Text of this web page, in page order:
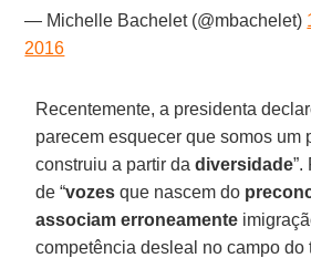
— Michelle Bachelet (@mbachelet)
2016
Recentemente, a presidenta
parecem esquecer que somos um
construiu a partir dadiversidade”.
de “vozes que nascem do
associam erroneamente
competência desleal no campo do